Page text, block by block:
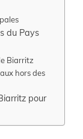
du Pays
Biarritz
hors des
pour